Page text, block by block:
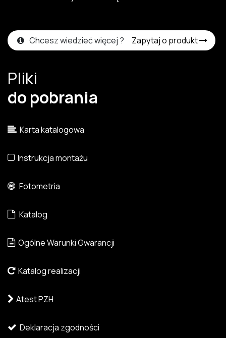
Chcesz wiedzieć więcej ? Zapytaj o produkt
Pliki
do pobrania
Karta katalogowa
Instrukcja montażu
Fotometria
Katalog
Ogólne Warunki Gwarancji
Katalog realizacji
Atest PZH
Deklaracja zgodności